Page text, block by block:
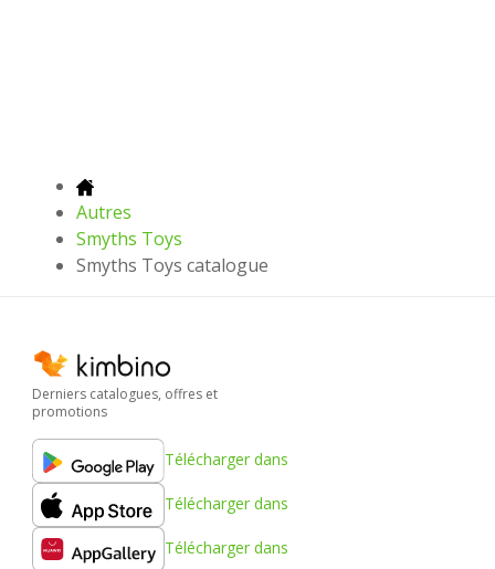
Autres
Smyths Toys
Smyths Toys catalogue
Derniers catalogues, offres et
promotions
Télécharger dans
Télécharger dans
Télécharger dans